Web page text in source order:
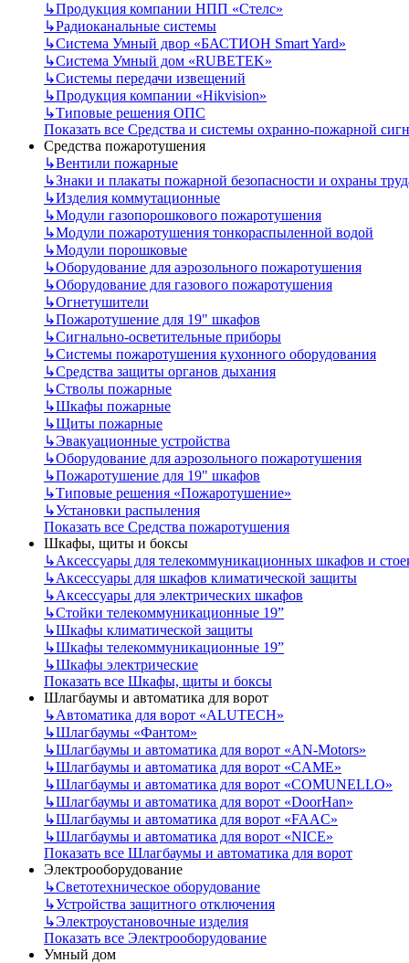
↳Продукция компании НПП «Стелс»
↳Радиоканальные системы
↳Система Умный двор «БАСТИОН Smart Yard»
↳Система Умный дом «RUBETEK»
↳Системы передачи извещений
↳Продукция компании «Hikvision»
↳Типовые решения ОПС
Показать все Средства и системы охранно-пожарной
Средства пожаротушения
↳Вентили пожарные
↳Знаки и плакаты пожарной безопасности и охраны
↳Изделия коммутационные
↳Модули газопорошкового пожаротушения
↳Модули пожаротушения тонкораспыленной водой
↳Модули порошковые
↳Оборудование для аэрозольного пожаротушения
↳Оборудование для газового пожаротушения
↳Огнетушители
↳Пожаротушение для 19" шкафов
↳Сигнально-осветительные приборы
↳Системы пожаротушения кухонного оборудования
↳Средства защиты органов дыхания
↳Стволы пожарные
↳Шкафы пожарные
↳Щиты пожарные
↳Эвакуационные устройства
↳Оборудование для аэрозольного пожаротушения
↳Пожаротушение для 19" шкафов
↳Типовые решения «Пожаротушение»
↳Установки распыления
Показать все Средства пожаротушения
Шкафы, щиты и боксы
↳Аксессуары для телекоммуникационных шкафов и
↳Аксессуары для шкафов климатической защиты
↳Аксессуары для электрических шкафов
↳Стойки телекоммуникационные 19”
↳Шкафы климатической защиты
↳Шкафы телекоммуникационные 19”
↳Шкафы электрические
Показать все Шкафы, щиты и боксы
Шлагбаумы и автоматика для ворот
↳Автоматика для ворот «ALUTECH»
↳Шлагбаумы «Фантом»
↳Шлагбаумы и автоматика для ворот «AN-Motors»
↳Шлагбаумы и автоматика для ворот «CAME»
↳Шлагбаумы и автоматика для ворот «COMUNELLO»
↳Шлагбаумы и автоматика для ворот «DoorHan»
↳Шлагбаумы и автоматика для ворот «FAAC»
↳Шлагбаумы и автоматика для ворот «NICE»
Показать все Шлагбаумы и автоматика для ворот
Электрооборудование
↳Светотехническое оборудование
↳Устройства защитного отключения
↳Электроустановочные изделия
Показать все Электрооборудование
Умный дом